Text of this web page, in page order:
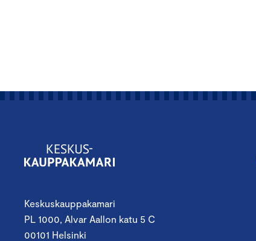
Keskuskauppakamari
PL 1000, Alvar Aallon katu 5 C
00101 Helsinki